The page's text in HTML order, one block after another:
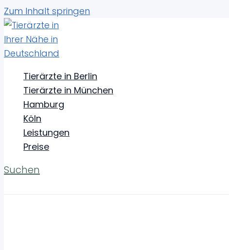
Zum Inhalt springen
Tierärzte in Berlin
Tierärzte in München
Hamburg
Köln
Leistungen
Preise
Suchen
Tierärzte & Tierarztpraxen in
Einen kompetenten Tierarzt in
Routineuntersuchung, eine Impfung oder spezielle